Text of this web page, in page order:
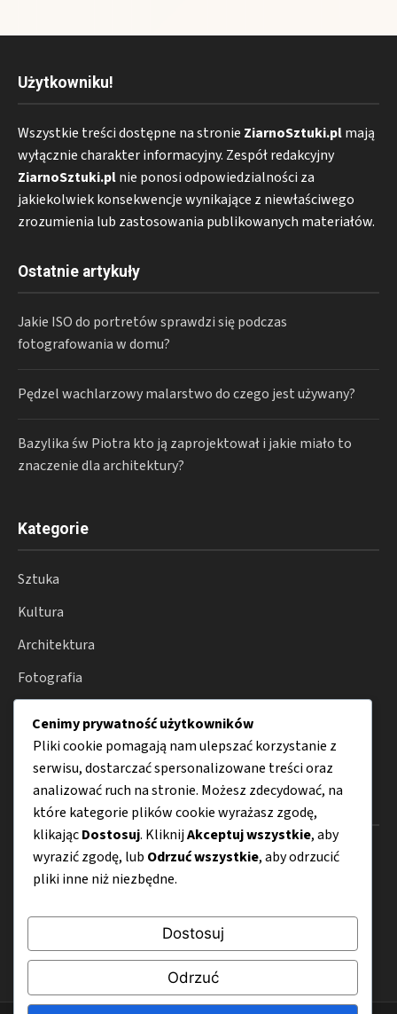
Użytkowniku!
Wszystkie treści dostępne na stronie ZiarnoSztuki.plmają
wyłącznie charakter informacyjny. Zespół redakcyjny
ZiarnoSztuki.plnie ponosi odpowiedzialności za
jakiekolwiek konsekwencje wynikające z niewłaściwego
zrozumienia lub zastosowania publikowanych materiałów.
Ostatnie artykuły
Jakie ISO do portretów sprawdzi się podczas
fotografowania w domu?
Pędzel wachlarzowy malarstwo do czego jest używany?
Bazylika św Piotra kto ją zaprojektował i jakie miało to
znaczenie dla architektury?
Kategorie
Sztuka
Kultura
Architektura
Fotografia
Porady
Menu
O nas
Kontakt
Mapa strony
Polityka prywatności
Cenimy prywatność użytkowników
Pliki cookie pomagają nam ulepszać korzystanie z
serwisu, dostarczać spersonalizowane treści oraz
analizować ruch na stronie. Możesz zdecydować, na
które kategorie plików cookie wyrażasz zgodę,
klikającDostosuj. KliknijAkceptuj wszystkie, aby
wyrazić zgodę, lub Odrzuć wszystkie, aby odrzucić
pliki inne niż niezbędne.
Dostosuj
Odrzuć